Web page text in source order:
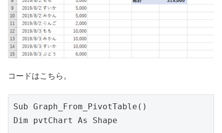
コードはこちら。
Sub Graph_From_PivotTable()
Dim pvtChart As Shape